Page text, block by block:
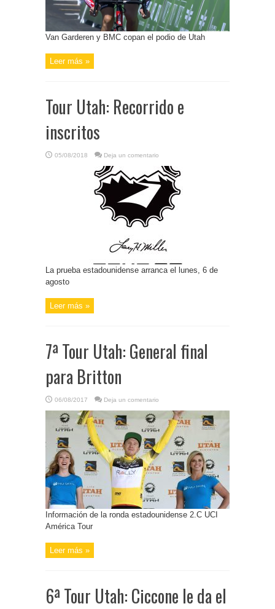
Van Garderen y BMC copan el podio de Utah
Leer más »
Tour Utah: Recorrido e
inscritos
05/08/2018 Deja un comentario
La prueba estadounidense arranca el lunes, 6 de
agosto
Leer más »
7ª Tour Utah: General final
para Britton
06/08/2017 Deja un comentario
Información de la ronda estadounidense 2.C UCI
América Tour
Leer más »
6ª Tour Utah: Ciccone le da el